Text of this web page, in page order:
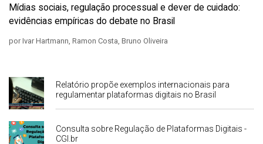
Mídias sociais, regulação processual e dever de cuidado:
evidências empíricas do debate no Brasil
por Ivar Hartmann, Ramon Costa, Bruno Oliveira
Relatório propõe exemplos internacionais para
regulamentar plataformas digitais no Brasil
Consulta sobre Regulação de Plataformas Digitais -
CGI.br